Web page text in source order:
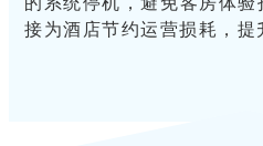
接为酒店节约运营损耗，提